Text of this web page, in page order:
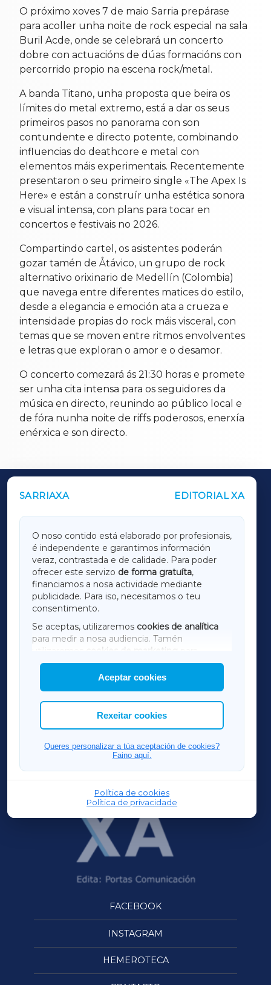
O próximo xoves 7 de maio Sarria prepárase
para acoller unha noite de rock especial na sala
Buril Acde, onde se celebrará un concerto
dobre con actuacións de dúas formacións con
percorrido propio na escena rock/metal.
A banda Titano, unha proposta que beira os
límites do metal extremo, está a dar os seus
primeiros pasos no panorama con son
contundente e directo potente, combinando
influencias do deathcore e metal con
elementos máis experimentais. Recentemente
presentaron o seu primeiro single «The Apex Is
Here» e están a construír unha estética sonora
e visual intensa, con plans para tocar en
concertos e festivais no 2026.
Compartindo cartel, os asistentes poderán
gozar tamén de Åtávico, un grupo de rock
alternativo orixinario de Medellín (Colombia)
que navega entre diferentes matices do estilo,
desde a elegancia e emoción ata a crueza e
intensidade propias do rock máis visceral, con
temas que se moven entre ritmos envolventes
e letras que exploran o amor e o desamor.
O concerto comezará ás 21:30 horas e promete
ser unha cita intensa para os seguidores da
música en directo, reunindo ao público local e
de fóra nunha noite de riffs poderosos, enerxía
enérxica e son directo.
SARRIAXA EDITORIAL XA
O noso contido está elaborado por profesionais,
é independente e garantimos información
veraz, contrastada e de calidade. Para poder
ofrecer este servizo de forma gratuíta,
financiamos a nosa actividade mediante
publicidade. Para iso, necesitamos o teu
consentimento.
Se aceptas, utilizaremos cookies de analítica
para medir a nosa audiencia. Tamén
utilizaremos
cookies de marketing
mostrar publicidade de terceiros.
Así mesmo, podes personalizar a elección das
cookies que desexas permitir.
Aceptar cookies
Rexeitar cookies
Queres personalizar a túa aceptación de cookies?
Faino aquí.
Política de cookies
Política de privacidade
OUTROS PERIÓDICOS
LUGOXA
TERRACHAXA
AMARIÑAXA
RIBEIRASACRAXA
ACORUÑAXA
FERROLXA
OURENSEXA
FACEBOOK
INSTAGRAM
HEMEROTECA